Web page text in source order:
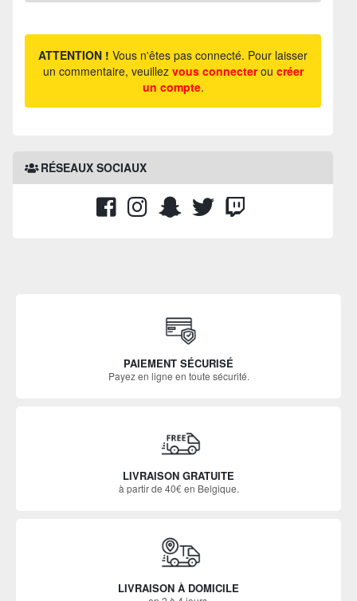
ATTENTION ! Vous n'êtes pas connecté. Pour laisser
un commentaire, veuillez vous connecterou créer
un compte.
RÉSEAUX SOCIAUX
PAIEMENT SÉCURISÉ
Payez en ligne en toute sécurité.
LIVRAISON GRATUITE
à partir de 40€ en Belgique.
LIVRAISON À DOMICILE